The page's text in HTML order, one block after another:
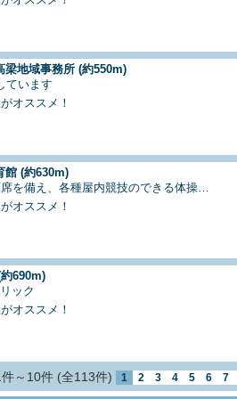
梁地域事務所 (約550m)
ています
がオススメ！
館 (約630m)
を備え、各種屋内競技のできる体操…
がオススメ！
690m)
ック
がオススメ！
件～10件 (全113件) 1 2 3 4 5 6 7